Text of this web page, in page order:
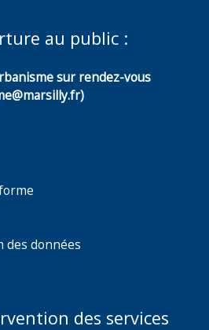
au public :
sur rendez-vous
des données
des services